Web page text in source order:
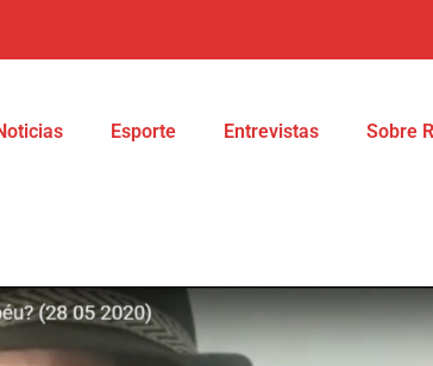
Esporte Entrevistas Sobre